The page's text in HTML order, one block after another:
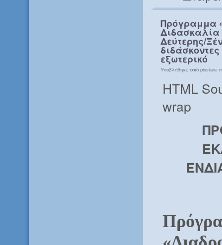
Πρόγραμμα
Διδασκαλία
Δεύτερης/
εξωτερικό
Υποβλήθηκε από plastara
HTML
wrap